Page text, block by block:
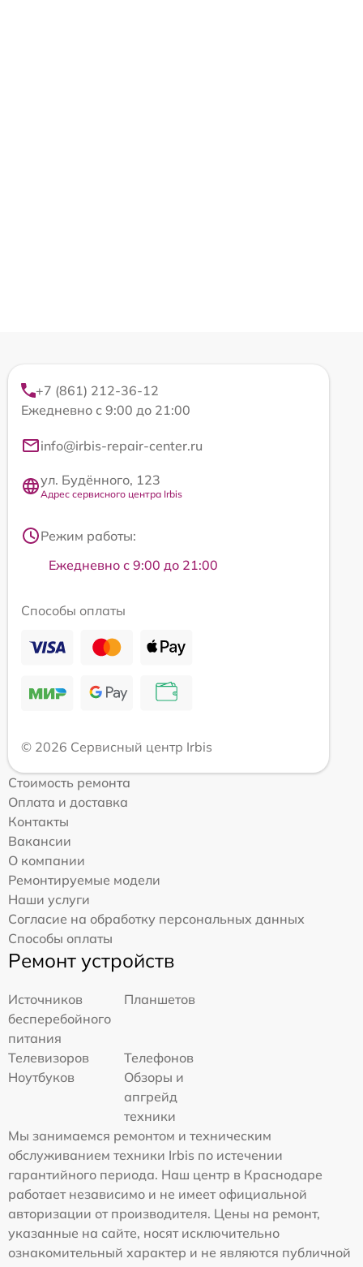
+7 (861) 212-36-12
Ежедневно с 9:00 до 21:00
info@irbis-repair-center.ru
ул. Будённого, 123
Адрес сервисного центра Irbis
Режим работы:
Ежедневно с 9:00 до 21:00
Способы оплаты
© 2026 Сервисный центр Irbis
Стоимость ремонта
Оплата и доставка
Контакты
Вакансии
О компании
Ремонтируемые модели
Наши услуги
Согласие на обработку персональных данных
Способы оплаты
Ремонт устройств
Источников
бесперебойного
питания
Планшетов
Телевизоров
Телефонов
Ноутбуков
Обзоры и
апгрейд
техники
Мы занимаемся ремонтом и техническим
обслуживанием техники Irbis по истечении
гарантийного периода. Наш центр в Краснодаре
работает независимо и не имеет официальной
авторизации от производителя. Цены на ремонт,
указанные на сайте, носят исключительно
ознакомительный характер и не являются публичной